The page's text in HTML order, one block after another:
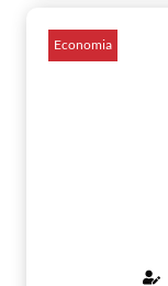
Economia